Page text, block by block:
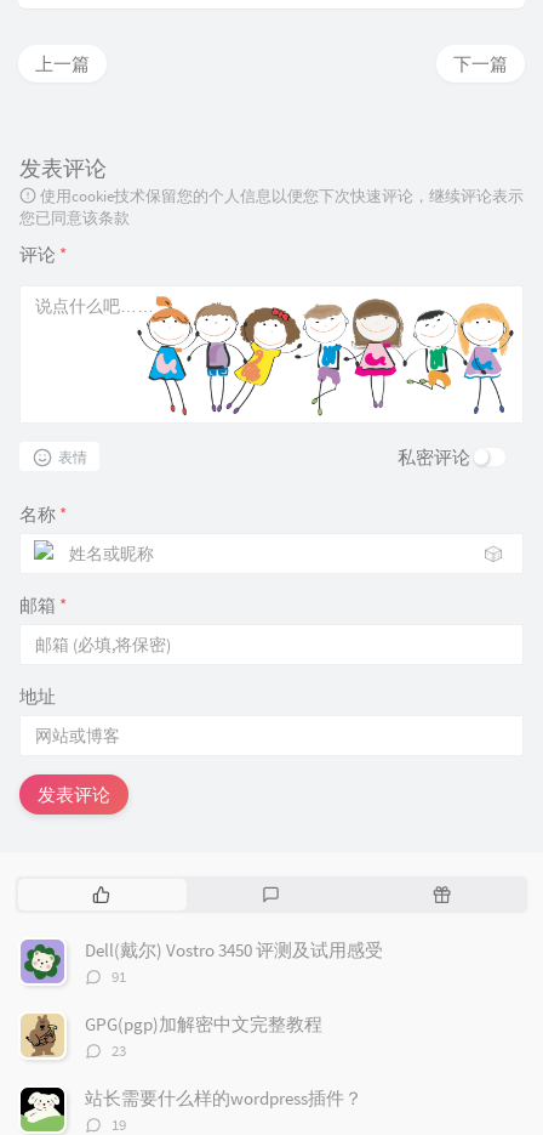
下一篇
上一篇
发表评论
使用cookie技术保留您的个人信息以便您下次快速评论，继续评论表示
您已同意该条款
评论 *
表情 私密评论
名称 *
🎲
邮箱 *
地址
发表评论
热
文
章
评
随
Dell(戴尔) Vostro 3450 评测及试用感受
评
数：
91
GPG(pgp)加解密中文完整教程
评
数：
23
站长需要什么样的wordpress插件？
评
19